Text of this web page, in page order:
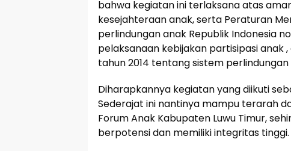
bahwa kegiatan ini terlaksana atas
kesejahteraan anak, serta Peraturan
perlindungan anak Republik Indonesia
pelaksanaan kebijakan partisipasi anak
tahun 2014 tentang sistem perlindungan
Diharapkannya kegiatan yang diikuti
Sederajat ini nantinya mampu terarah
Forum Anak Kabupaten Luwu Timur,
berpotensi dan memiliki integritas tinggi.